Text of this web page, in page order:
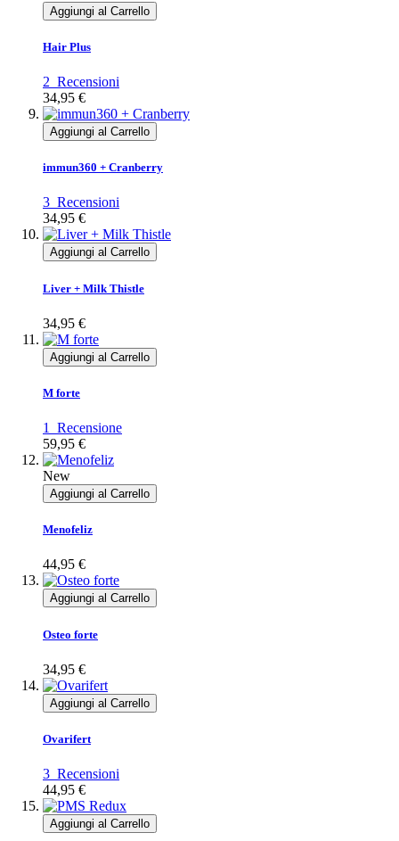
Aggiungi al Carrello
Hair Plus
2 Recensioni
34,95 €
Aggiungi al Carrello
immun360 + Cranberry
3 Recensioni
34,95 €
Aggiungi al Carrello
Liver + Milk Thistle
34,95 €
Aggiungi al Carrello
M forte
1 Recensione
59,95 €
New
Aggiungi al Carrello
Menofeliz
44,95 €
Aggiungi al Carrello
Osteo forte
34,95 €
Aggiungi al Carrello
Ovarifert
3 Recensioni
44,95 €
Aggiungi al Carrello